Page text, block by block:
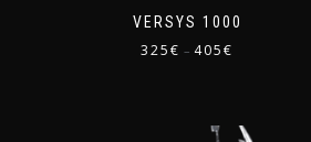
VERSYS 1000
325€ – 405€